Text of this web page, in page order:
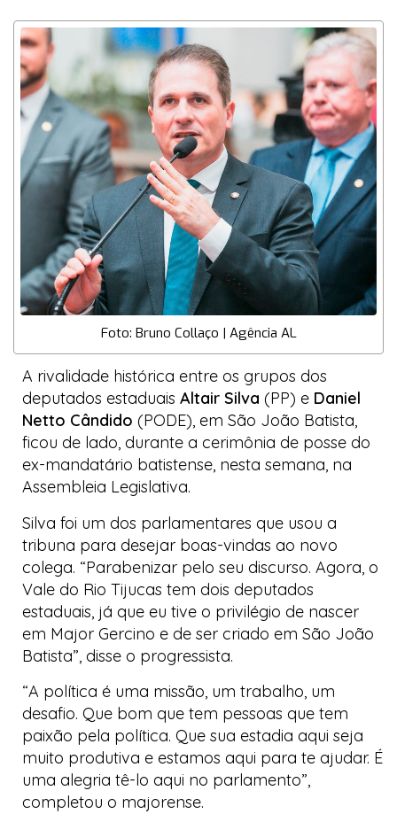
Foto: Bruno Collaço | Agência AL
A rivalidade histórica entre os grupos dos
deputados estaduais Altair Silva (PP) e Daniel
Netto Cândido (PODE), em São João Batista,
ficou de lado, durante a cerimônia de posse do
ex-mandatário batistense, nesta semana, na
Assembleia Legislativa.
Silva foi um dos parlamentares que usou a
tribuna para desejar boas-vindas ao novo
colega. “Parabenizar pelo seu discurso. Agora, o
Vale do Rio Tijucas tem dois deputados
estaduais, já que eu tive o privilégio de nascer
em Major Gercino e de ser criado em São João
Batista”, disse o progressista.
“A política é uma missão, um trabalho, um
desafio. Que bom que tem pessoas que tem
paixão pela política. Que sua estadia aqui seja
muito produtiva e estamos aqui para te ajudar. É
uma alegria tê-lo aqui no parlamento”,
completou o majorense.